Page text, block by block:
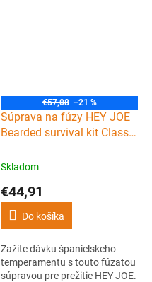
€57,08 –21 %
Súprava na fúzy HEY JOE
Bearded survival kit Classic
Skladom
€44,91
Do košíka
Zažite dávku španielskeho
temperamentu s touto fúzatou
súpravou pre prežitie HEY JOE.